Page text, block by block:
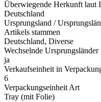
Überwiegende Herkunft laut
Deutschland
Ursprungsland /
Artikels stammen
Deutschland, Diverse
Wechselnde Ursprungsländer
ja
Verkaufseinheit in
6
Verpackungseinheit Art
Tray (mit Folie)